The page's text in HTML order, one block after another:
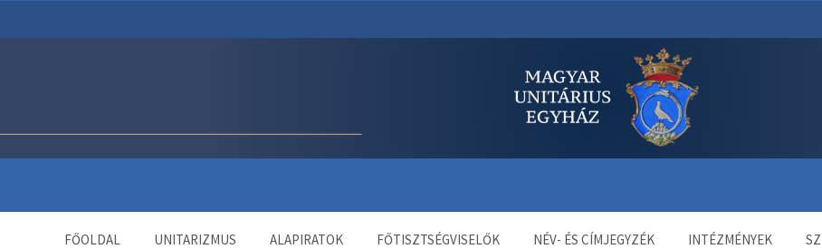
FŐOLDAL UNITARIZMUS ALAPIRATOK FŐTISZTSÉGVISELŐK NÉV- ÉS CÍMJEGYZÉK INTÉZMÉNYEK